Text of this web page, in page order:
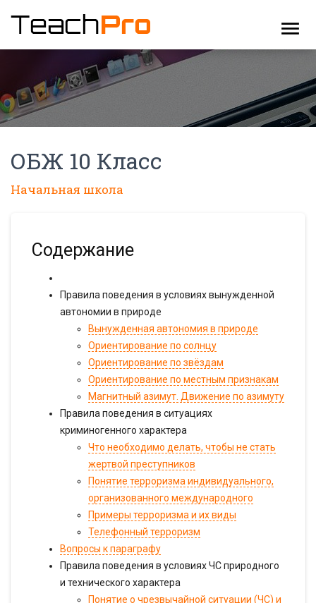
menu
ОБЖ 10 Класс
Начальная школа
Содержание
Правила поведения в условиях вынужденной
автономии в природе
Вынужденная автономия в природе
Ориентирование по солнцу
Ориентирование по звёздам
Ориентирование по местным признакам
Магнитный азимут. Движение по азимуту
Правила поведения в ситуациях
криминогенного характера
Что необходимо делать, чтобы не стать
жертвой преступников
Понятие терроризма индивидуального,
организованного международного
Примеры терроризма и их виды
Телефонный терроризм
Вопросы к параграфу
Правила поведения в условиях ЧС природного
и технического характера
Понятие о чрезвычайной ситуации (ЧС) и